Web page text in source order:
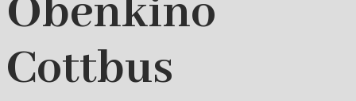
Obenkino
Cottbus